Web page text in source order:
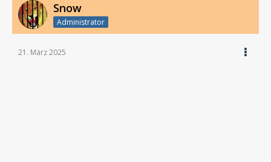
Snow
Administrator
21. März 2025